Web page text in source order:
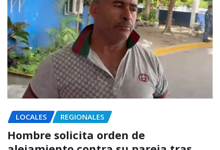
LOCALES REGIONALES
Hombre solicita orden de